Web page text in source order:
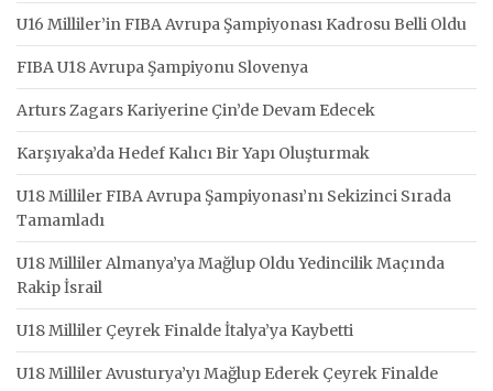
U16 Milliler’in FIBA Avrupa Şampiyonası Kadrosu Belli Oldu
FIBA U18 Avrupa Şampiyonu Slovenya
Arturs Zagars Kariyerine Çin’de Devam Edecek
Karşıyaka’da Hedef Kalıcı Bir Yapı Oluşturmak
U18 Milliler FIBA Avrupa Şampiyonası’nı Sekizinci Sırada
Tamamladı
U18 Milliler Almanya’ya Mağlup Oldu Yedincilik Maçında
Rakip İsrail
U18 Milliler Çeyrek Finalde İtalya’ya Kaybetti
U18 Milliler Avusturya’yı Mağlup Ederek Çeyrek Finalde